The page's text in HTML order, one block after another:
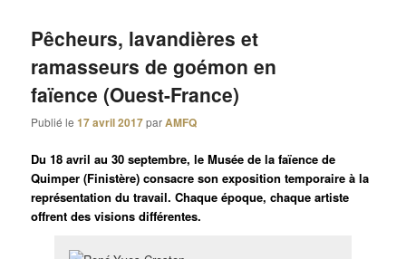
Pêcheurs, lavandières et
ramasseurs de goémon en
faïence (Ouest-France)
Publié le17 avril 2017parAMFQ
Du 18 avril au 30 septembre, le Musée de la faïence de
Quimper (Finistère) consacre son exposition temporaire à la
représentation du travail. Chaque époque, chaque artiste
offrent des visions différentes.